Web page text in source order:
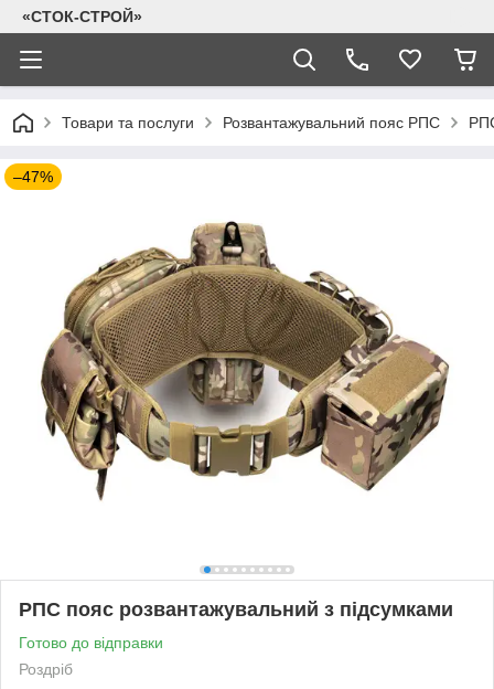
«СТОК-СТРОЙ»
Товари та послуги Розвантажувальний пояс РПС
–47%
РПС пояс розвантажувальний з підсумками
Готово до відправки
Роздріб